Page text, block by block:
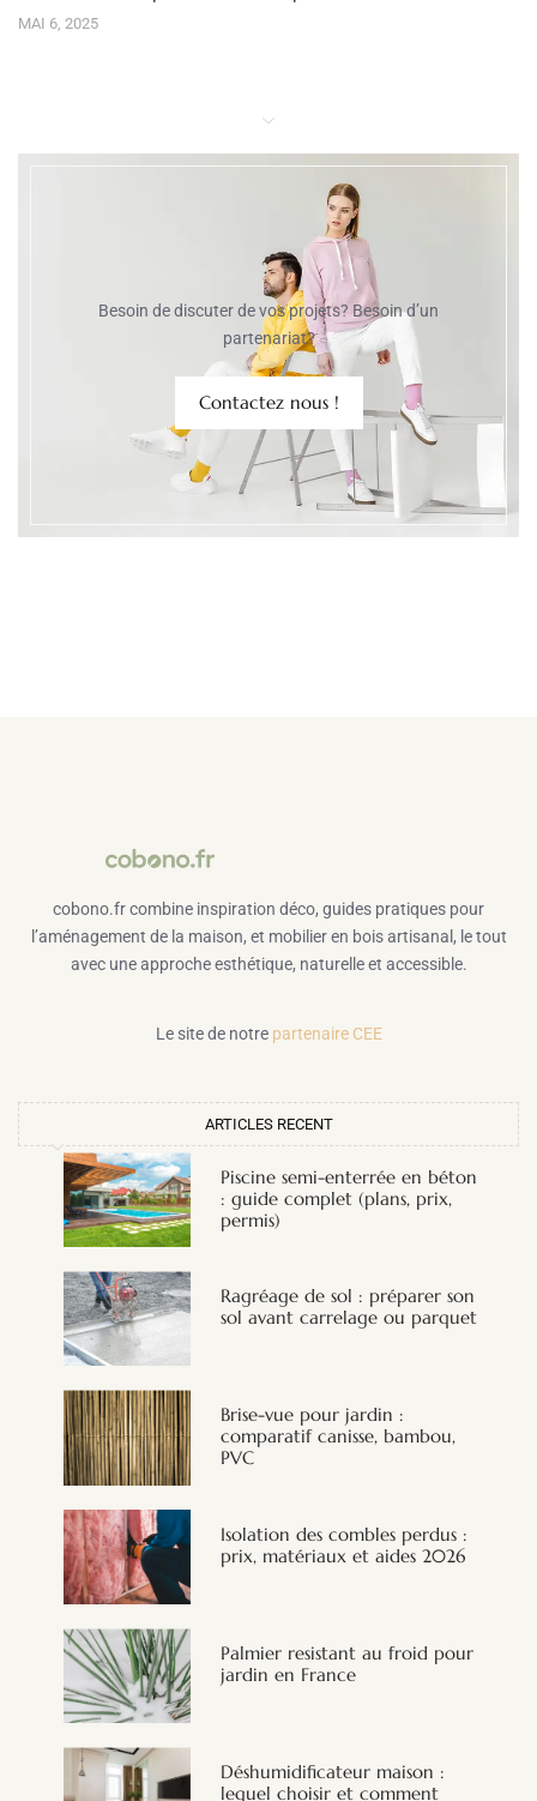
MAI 6, 2025
Besoin de discuter de vos projets? Besoin d’un
partenariat?
Contactez nous !
cobono.fr combine inspiration déco, guides pratiques pour
l’aménagement de la maison, et mobilier en bois artisanal, le tout
avec une approche esthétique, naturelle et accessible.
Le site de notre partenaire CEE
ARTICLES RECENT
Piscine semi-enterrée en béton
: guide complet (plans, prix,
permis)
Ragréage de sol : préparer son
sol avant carrelage ou parquet
Brise-vue pour jardin :
comparatif canisse, bambou,
PVC
Isolation des combles perdus :
prix, matériaux et aides 2026
Palmier resistant au froid pour
jardin en France
Déshumidificateur maison :
lequel choisir et comment